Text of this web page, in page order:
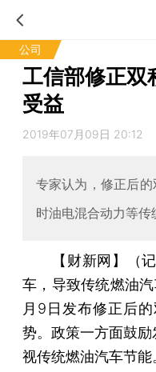
公司
工信部修正双
受益
2019年07月09日 20:12
专家认为，修正后
时油电混合动力等
【财新网】（
车，导致传统燃油
月9日发布修正后
势。政策一方面鼓
视传统燃油汽车节能